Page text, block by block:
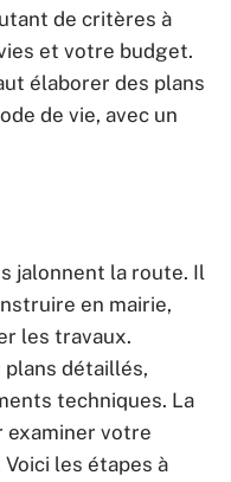
de critères à
et votre budget.
élaborer des plans
de vie, avec un
jalonnent la route. Il
en mairie,
les travaux.
plans détaillés,
techniques. La
examiner votre
les étapes à